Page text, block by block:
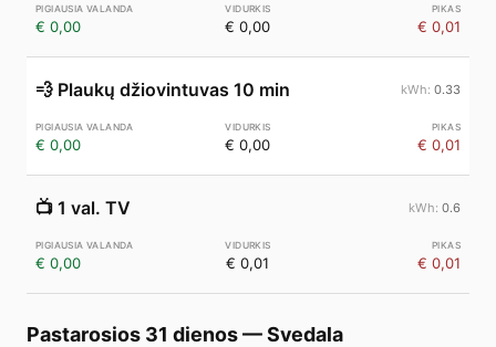
€ 0,00 € 0,00 € 0,01
💨 Plaukų džiovintuvas 10 min 0.33
€ 0,00 € 0,00 € 0,01
📺 1 val. TV 0.6
€ 0,00 € 0,01 € 0,01
Pastarosios 31 dienos—Svedala